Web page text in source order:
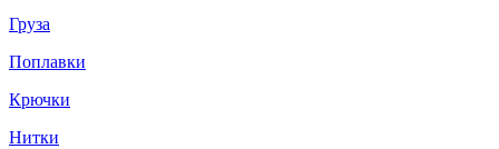
Груза
Поплавки
Крючки
Нитки